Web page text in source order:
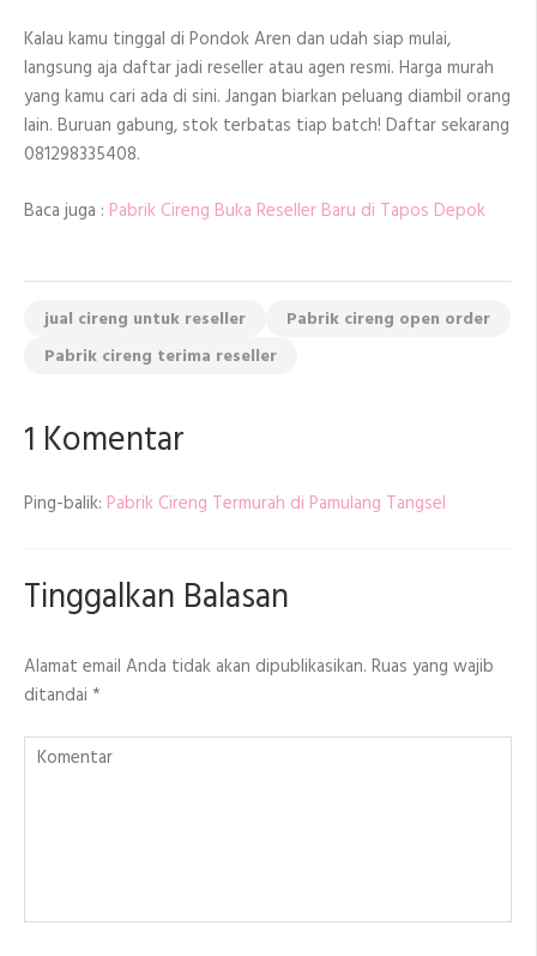
Kalau kamu tinggal di Pondok Aren dan udah siap mulai,
langsung aja daftar jadi reseller atau agen resmi. Harga murah
yang kamu cari ada di sini. Jangan biarkan peluang diambil orang
lain. Buruan gabung, stok terbatas tiap batch! Daftar sekarang
081298335408.
Baca juga : Pabrik Cireng Buka Reseller Baru di Tapos Depok
jual cireng untuk reseller
Pabrik cireng open order
Pabrik cireng terima reseller
1 Komentar
Ping-balik: Pabrik Cireng Termurah di Pamulang Tangsel
Tinggalkan Balasan
Alamat email Anda tidak akan dipublikasikan. Ruas yang wajib
ditandai *
Komentar